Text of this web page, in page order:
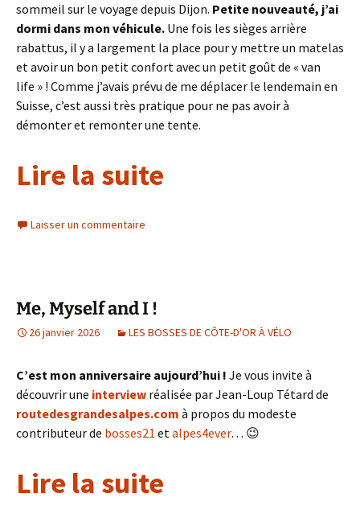
sommeil sur le voyage depuis Dijon. Petite nouveauté, j’ai
dormi dans mon véhicule. Une fois les sièges arrière
rabattus, il y a largement la place pour y mettre un matelas
et avoir un bon petit confort avec un petit goût de « van
life » ! Comme j’avais prévu de me déplacer le lendemain en
Suisse, c’est aussi très pratique pour ne pas avoir à
démonter et remonter une tente.
Lire la suite
Laisser un commentaire
Me, Myself and I !
26 janvier 2026 LES BOSSES DE CÔTE-D'OR À VÉLO
C’est mon anniversaire aujourd’hui ! Je vous invite à
découvrir une interview réalisée par Jean-Loup Tétard de
routedesgrandesalpes.com à propos du modeste
contributeur de bosses21 etalpes4ever… 😉
Lire la suite